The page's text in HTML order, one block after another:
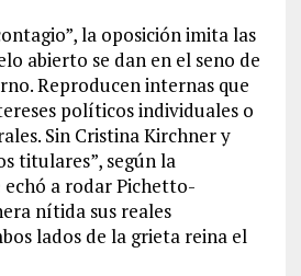
la oposición imita las
abierto se dan en el seno de
Reproducen internas que
políticos individuales o
Sin Cristina Kirchner y
titulares”, según la
a rodar Pichetto-
nítida sus reales
lados de la grieta reina el